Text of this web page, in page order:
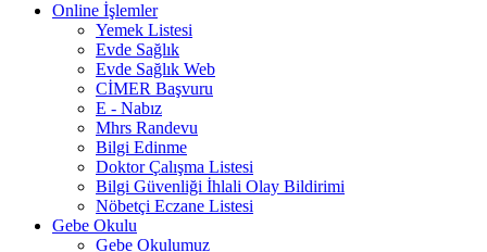
Online İşlemler
Yemek Listesi
Evde Sağlık
Evde Sağlık Web
CİMER Başvuru
E - Nabız
Mhrs Randevu
Bilgi Edinme
Doktor Çalışma Listesi
Bilgi Güvenliği İhlali Olay Bildirimi
Nöbetçi Eczane Listesi
Gebe Okulu
Gebe Okulumuz